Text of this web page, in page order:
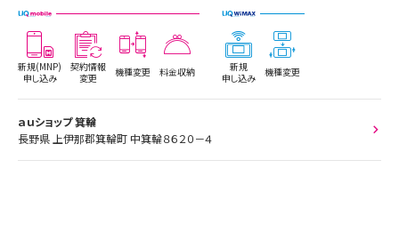
新規(MNP)
申し込み
契約情報
変更
機種変更 料金収納
新規
申し込み
機種変更
ａｕショップ 箕輪
長野県 上伊那郡箕輪町 中箕輪８６２０－４